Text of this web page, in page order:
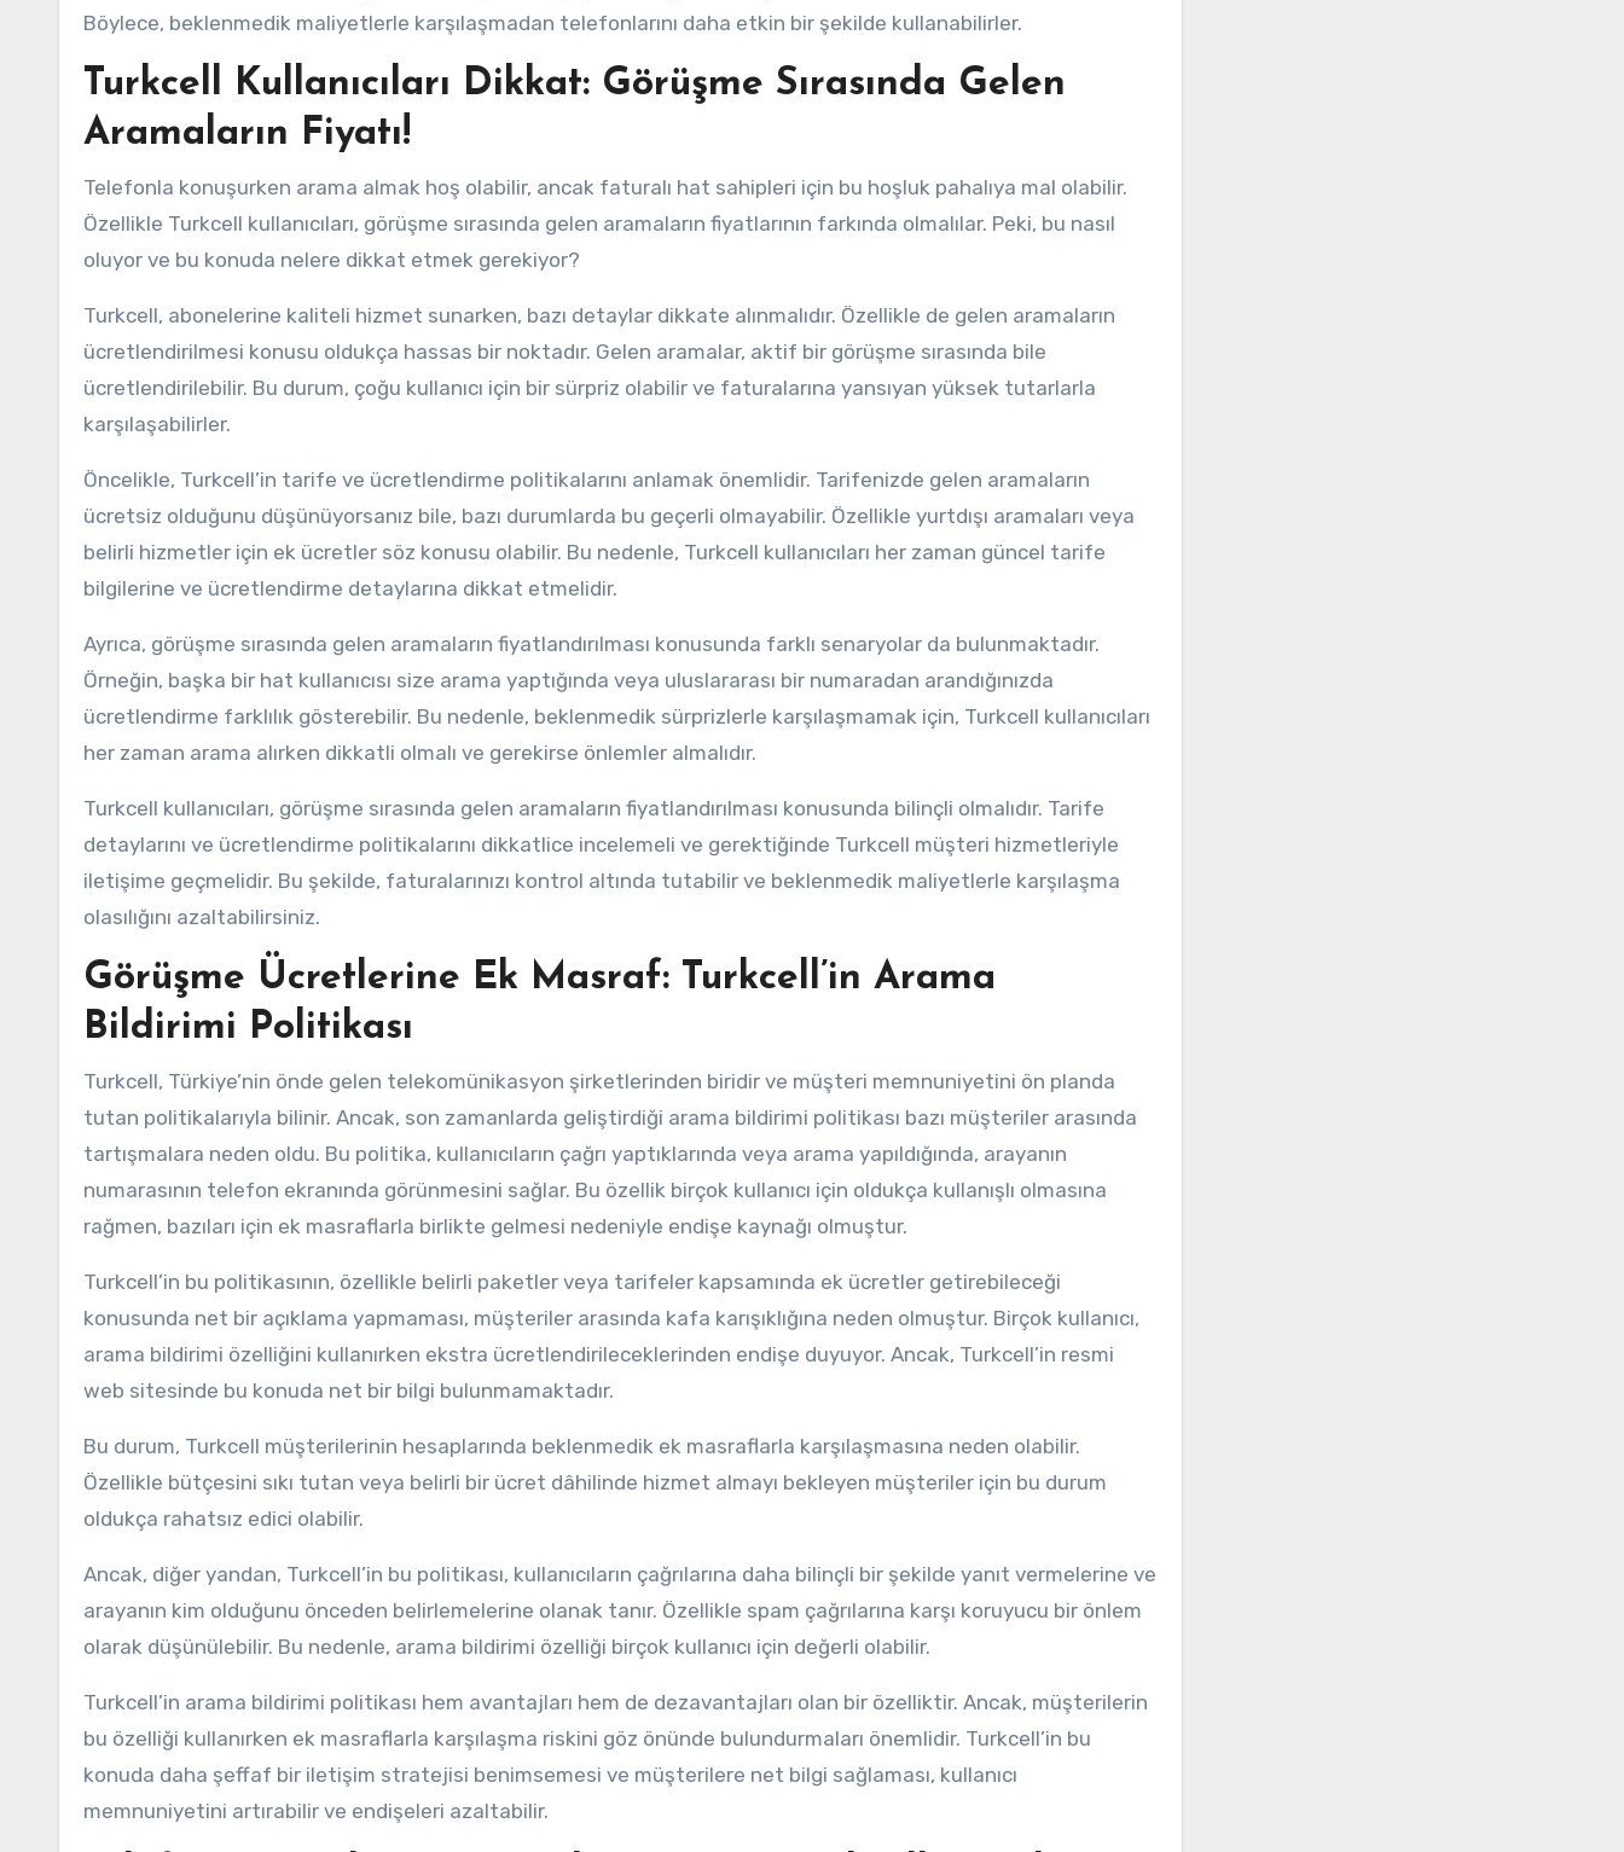
Böylece, beklenmedik maliyetlerle karşılaşmadan telefonlarını daha etkin bir şekilde kullanabilirler.
Turkcell Kullanıcıları Dikkat: Görüşme Sırasında Gelen
Aramaların Fiyatı!
Telefonla konuşurken arama almak hoş olabilir, ancak faturalı hat sahipleri için bu hoşluk pahalıya mal olabilir.
Özellikle Turkcell kullanıcıları, görüşme sırasında gelen aramaların fiyatlarının farkında olmalılar. Peki, bu nasıl
oluyor ve bu konuda nelere dikkat etmek gerekiyor?
Turkcell, abonelerine kaliteli hizmet sunarken, bazı detaylar dikkate alınmalıdır. Özellikle de gelen aramaların
ücretlendirilmesi konusu oldukça hassas bir noktadır. Gelen aramalar, aktif bir görüşme sırasında bile
ücretlendirilebilir. Bu durum, çoğu kullanıcı için bir sürpriz olabilir ve faturalarına yansıyan yüksek tutarlarla
karşılaşabilirler.
Öncelikle, Turkcell’in tarife ve ücretlendirme politikalarını anlamak önemlidir. Tarifenizde gelen aramaların
ücretsiz olduğunu düşünüyorsanız bile, bazı durumlarda bu geçerli olmayabilir. Özellikle yurtdışı aramaları veya
belirli hizmetler için ek ücretler söz konusu olabilir. Bu nedenle, Turkcell kullanıcıları her zaman güncel tarife
bilgilerine ve ücretlendirme detaylarına dikkat etmelidir.
Ayrıca, görüşme sırasında gelen aramaların fiyatlandırılması konusunda farklı senaryolar da bulunmaktadır.
Örneğin, başka bir hat kullanıcısı size arama yaptığında veya uluslararası bir numaradan arandığınızda
ücretlendirme farklılık gösterebilir. Bu nedenle, beklenmedik sürprizlerle karşılaşmamak için, Turkcell kullanıcıları
her zaman arama alırken dikkatli olmalı ve gerekirse önlemler almalıdır.
Turkcell kullanıcıları, görüşme sırasında gelen aramaların fiyatlandırılması konusunda bilinçli olmalıdır. Tarife
detaylarını ve ücretlendirme politikalarını dikkatlice incelemeli ve gerektiğinde Turkcell müşteri hizmetleriyle
iletişime geçmelidir. Bu şekilde, faturalarınızı kontrol altında tutabilir ve beklenmedik maliyetlerle karşılaşma
olasılığını azaltabilirsiniz.
Görüşme Ücretlerine Ek Masraf: Turkcell’in Arama
Bildirimi Politikası
Turkcell, Türkiye’nin önde gelen telekomünikasyon şirketlerinden biridir ve müşteri memnuniyetini ön planda
tutan politikalarıyla bilinir. Ancak, son zamanlarda geliştirdiği arama bildirimi politikası bazı müşteriler arasında
tartışmalara neden oldu. Bu politika, kullanıcıların çağrı yaptıklarında veya arama yapıldığında, arayanın
numarasının telefon ekranında görünmesini sağlar. Bu özellik birçok kullanıcı için oldukça kullanışlı olmasına
rağmen, bazıları için ek masraflarla birlikte gelmesi nedeniyle endişe kaynağı olmuştur.
Turkcell’in bu politikasının, özellikle belirli paketler veya tarifeler kapsamında ek ücretler getirebileceği
konusunda net bir açıklama yapmaması, müşteriler arasında kafa karışıklığına neden olmuştur. Birçok kullanıcı,
arama bildirimi özelliğini kullanırken ekstra ücretlendirileceklerinden endişe duyuyor. Ancak, Turkcell’in resmi
web sitesinde bu konuda net bir bilgi bulunmamaktadır.
Bu durum, Turkcell müşterilerinin hesaplarında beklenmedik ek masraflarla karşılaşmasına neden olabilir.
Özellikle bütçesini sıkı tutan veya belirli bir ücret dâhilinde hizmet almayı bekleyen müşteriler için bu durum
oldukça rahatsız edici olabilir.
Ancak, diğer yandan, Turkcell’in bu politikası, kullanıcıların çağrılarına daha bilinçli bir şekilde yanıt vermelerine ve
arayanın kim olduğunu önceden belirlemelerine olanak tanır. Özellikle spam çağrılarına karşı koruyucu bir önlem
olarak düşünülebilir. Bu nedenle, arama bildirimi özelliği birçok kullanıcı için değerli olabilir.
Turkcell’in arama bildirimi politikası hem avantajları hem de dezavantajları olan bir özelliktir. Ancak, müşterilerin
bu özelliği kullanırken ek masraflarla karşılaşma riskini göz önünde bulundurmaları önemlidir. Turkcell’in bu
konuda daha şeffaf bir iletişim stratejisi benimsemesi ve müşterilere net bilgi sağlaması, kullanıcı
memnuniyetini artırabilir ve endişeleri azaltabilir.